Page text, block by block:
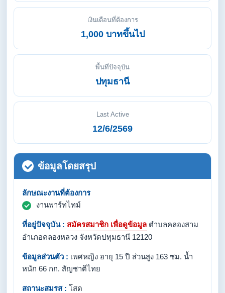
เงินเดือนที่ต้องการ
1,000 บาทขึ้นไป
พื้นที่ปัจจุบัน
ปทุมธานี
Last Active
12/6/2569
ข้อมูลโดยสรุป
ลักษณะงานที่ต้องการ
งานพาร์ทไทม์
ที่อยู่ปัจจุบัน : สมัครสมาชิก เพื่อดูข้อมูล ตำบลคลองสาม
อำเภอคลองหลวง จังหวัดปทุมธานี 12120
ข้อมูลส่วนตัว : เพศหญิง อายุ 15 ปี ส่วนสูง 163 ซม. น้ำ
หนัก 66 กก. สัญชาติไทย
สถานะสมรส : โสด